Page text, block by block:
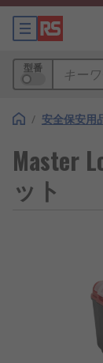
型番
/ 安全保安用
Master
ット